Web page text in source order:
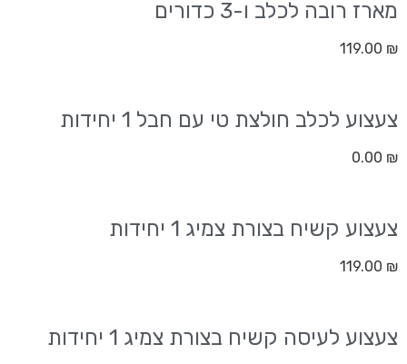
מארז רובה לכלב ו-3 כדורים
119.00 ₪
צעצוע לכלב חולצת טי עם חבל 1 יחידות
0.00 ₪
צעצוע קשיח בצורת צמיג 1 יחידות
119.00 ₪
צעצוע לעיסה קשיח בצורת צמיג 1 יחידות